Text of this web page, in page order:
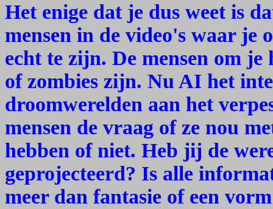
Het enige dat je dus weet is
mensen in de video's waar
echt te zijn. De mensen om
of zombies zijn. Nu AI het
droomwerelden aan het
mensen de vraag of ze nou
hebben of niet. Heb jij de
geprojecteerd? Is alle
meer dan fantasie of een